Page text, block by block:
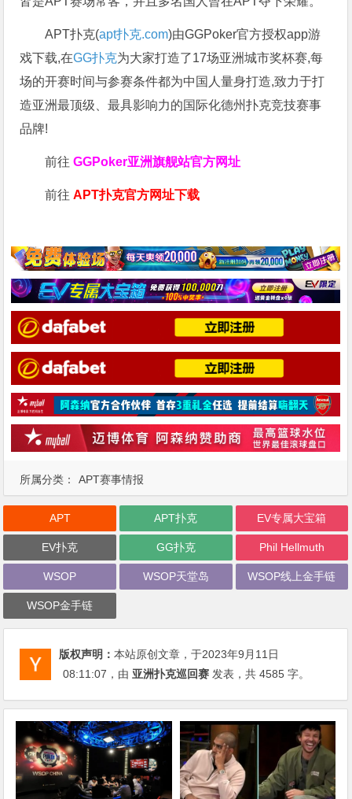
所属分类： APT赛事情报
APT扑克(apt扑克.com)由GGPoker官方授权app游
戏下载,在GG扑克为大家打造了17场亚洲城市奖杯赛,每
场的开赛时间与参赛条件都为中国人量身打造,致力于打
造亚洲最顶级、最具影响力的国际化德州扑克竞技赛事
品牌!
前往GGPoker亚洲旗舰站官方网址
前往 APT扑克官方网址下载
APT APT扑克 EV专属大宝箱
EV扑克 GG扑克 Phil Hellmuth
WSOP WSOP天堂岛 WSOP线上金手链
WSOP金手链
版权声明：本站原创文章，于2023年9月11日
08:11:07 ，由 亚洲扑克巡回赛 发表，共 4585 字。